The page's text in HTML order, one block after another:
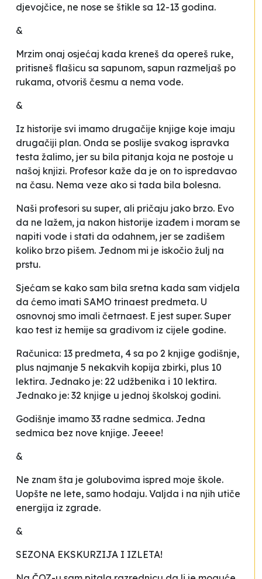
djevojčice, ne nose se štikle sa 12-13 godina.
&
Mrzim onaj osjećaj kada kreneš da opereš ruke,
pritisneš flašicu sa sapunom, sapun razmeljaš po
rukama, otvoriš česmu a nema vode.
&
Iz historije svi imamo drugačije knjige koje imaju
drugačiji plan. Onda se poslije svakog ispravka
testa žalimo, jer su bila pitanja koja ne postoje u
našoj knjizi. Profesor kaže da je on to ispredavao
na času. Nema veze ako si tada bila bolesna.
Naši profesori su super, ali pričaju jako brzo. Evo
da ne lažem, ja nakon historije izađem i moram se
napiti vode i stati da odahnem, jer se zadišem
koliko brzo pišem. Jednom mi je iskočio žulj na
prstu.
Sjećam se kako sam bila sretna kada sam vidjela
da ćemo imati SAMO trinaest predmeta. U
osnovnoj smo imali četrnaest. E jest super. Super
kao test iz hemije sa gradivom iz cijele godine.
Računica: 13 predmeta, 4 sa po 2 knjige godišnje,
plus najmanje 5 nekakvih kopija zbirki, plus 10
lektira. Jednako je: 22 udžbenika i 10 lektira.
Jednako je: 32 knjige u jednoj školskoj godini.
Godišnje imamo 33 radne sedmica. Jedna
sedmica bez nove knjige. Jeeee!
&
Ne znam šta je golubovima ispred moje škole.
Uopšte ne lete, samo hodaju. Valjda i na njih utiče
energija iz zgrade.
&
SEZONA EKSKURZIJA I IZLETA!